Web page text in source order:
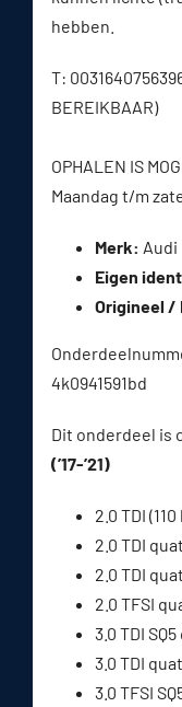
hebben.
T:
BEREIKBAAR)
OPHALEN IS
Maandag t/m
Merk: Audi
Eigen
Origineel /
4k0941591bd
Dit onderdeel is
(’17-’21)
2.0 TDI
2.0 TDI
2.0 TDI
2.0 TFSI
3.0 TDI
3.0 TDI
3.0 TFSI